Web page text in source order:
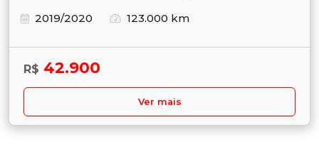
2019/2020
123.000 km
R$ 42.900
Ver mais